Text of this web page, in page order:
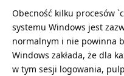
Obecność kilku procesów
systemu Windows jest
normalnym i nie powinna
Windows zakłada, że dla
w tym sesji logowania,